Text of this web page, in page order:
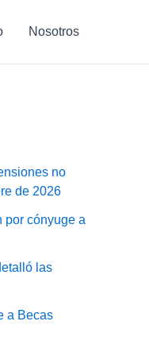
Nosotros
no
de 2026
por cónyuge a
las
a Becas